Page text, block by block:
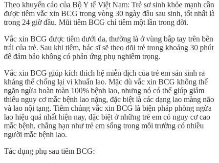
Theo khuyến cáo của Bộ Y tế Việt Nam: Trẻ sơ sinh khỏe mạnh cần
được tiêm vắc xin BCG trong vòng 30 ngày đầu sau sinh, tốt nhất là
trong 24 giờ đầu. Mũi tiêm BCG chỉ tiêm một lần trong đời.
Vắc xin BCG được tiêm dưới da, thường là ở vùng bắp tay trên bên
trái của trẻ. Sau khi tiêm, bác sĩ sẽ theo dõi trẻ trong khoảng 30 phút
để đảm bảo không có phản ứng phụ nghiêm trọng.
Vắc xin BCG giúp kích thích hệ miễn dịch của trẻ em sản sinh ra
kháng thể chống lại vi khuẩn lao. Mặc dù vắc xin BCG không thể
ngăn ngừa hoàn toàn 100% bệnh lao, nhưng nó có thể giúp giảm
thiểu nguy cơ mắc bệnh lao nặng, đặc biệt là các dạng lao màng não
và lao nội tạng. Tiêm chủng vắc xin BCG là biện pháp phòng ngừa
lao hiệu quả nhất hiện nay, đặc biệt ở những trẻ em có nguy cơ cao
mắc bệnh, chẳng hạn như trẻ em sống trong môi trường có nhiều
người mắc bệnh lao.
Tác dụng phụ sau tiêm BCG: